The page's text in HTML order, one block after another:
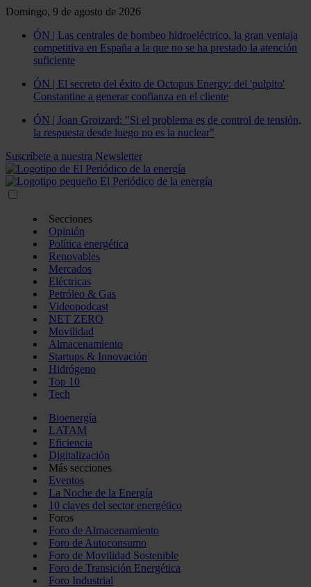
Domingo, 9 de agosto de 2026
ÓN | Las centrales de bombeo hidroeléctrico, la gran ventaja
competitiva en España a la que no se ha prestado la atención
suficiente
ÓN | El secreto del éxito de Octopus Energy: del 'pulpito'
Constantine a generar confianza en el cliente
ÓN | Joan Groizard: "Si el problema es de control de tensión,
la respuesta desde luego no es la nuclear"
Suscríbete a nuestra Newsletter
Secciones
Opinión
Política energética
Renovables
Mercados
Eléctricas
Petróleo & Gas
Videopodcast
NET ZERO
Movilidad
Almacenamiento
Startups & Innovación
Hidrógeno
Top 10
Tech
Bioenergía
LATAM
Eficiencia
Digitalización
Más secciones
Eventos
La Noche de la Energía
10 claves del sector energético
Foros
Foro de Almacenamiento
Foro de Autoconsumo
Foro de Movilidad Sostenible
Foro de Transición Energética
Foro Industrial